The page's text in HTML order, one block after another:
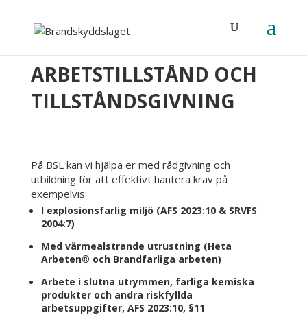
ARBETSTILLSTÅND OCH
TILLSTÅNDSGIVNING
På BSL kan vi hjälpa er med rådgivning och
utbildning för att effektivt hantera krav på
exempelvis:
I explosionsfarlig miljö (AFS 2023:10 & SRVFS
2004:7)
Med värmealstrande utrustning (Heta
Arbeten® och Brandfarliga arbeten)
Arbete i slutna utrymmen, farliga kemiska
produkter och andra riskfyllda
arbetsuppgifter, AFS 2023:10, §11